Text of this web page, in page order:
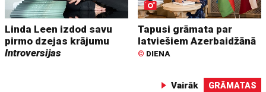
Linda Leen izdod savu
pirmo dzejas krājumu
Introversijas
Tapusi grāmata par
latviešiem Azerbaidžānā
© DIENA
Vairāk GRĀMATAS